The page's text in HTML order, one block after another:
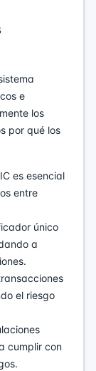
e
los
por qué los
es esencial
entre
único
a
el riesgo
cumplir con